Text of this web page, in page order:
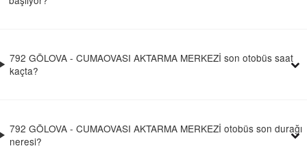
792 GÖLOVA - CUMAOVASI AKTARMA MERKEZİ son otobüs saat
kaçta?
792 GÖLOVA - CUMAOVASI AKTARMA MERKEZİ otobüs son durağı
neresi?